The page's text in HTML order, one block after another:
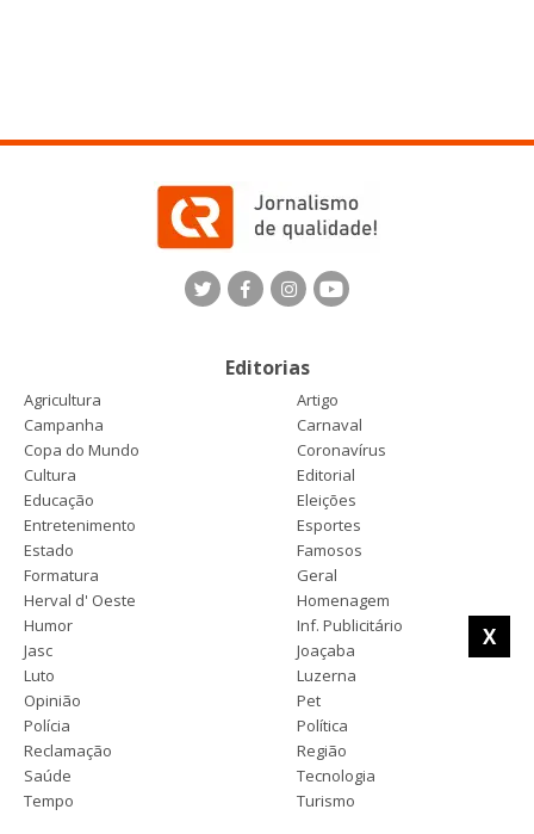
X
Editorias
Agricultura
Artigo
Campanha
Carnaval
Copa do Mundo
Coronavírus
Cultura
Editorial
Educação
Eleições
Entretenimento
Esportes
Estado
Famosos
Formatura
Geral
Herval d' Oeste
Homenagem
Humor
Inf. Publicitário
Jasc
Joaçaba
Luto
Luzerna
Opinião
Pet
Polícia
Política
Reclamação
Região
Saúde
Tecnologia
Tempo
Turismo